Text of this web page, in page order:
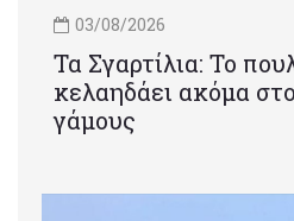
03/08/2026
Τα Σγαρτίλια: Το
κελαηδάει ακόμα
γάμους